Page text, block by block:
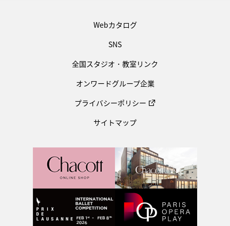
Webカタログ
SNS
全国スタジオ・教室リンク
オンワードグループ企業
プライバシーポリシー
サイトマップ